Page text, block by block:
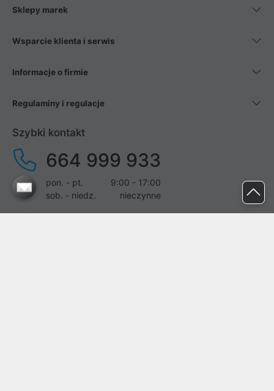
Sklepy marek
Wsparcie klienta i serwis
Informacje o firmie
Regulaminy i regulacje
Szybki kontakt
664 999 933
pon. - pt.
9:00 - 17:00
sob. - niedz.
nieczynne